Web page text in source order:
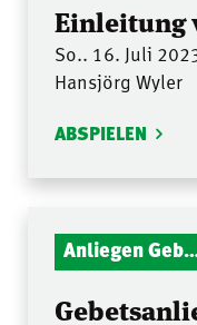
Einleitung
So.. 16. Juli
Hansjörg Wyler
ABSPIELEN
Anliegen